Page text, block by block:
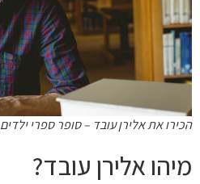
הכירו את אלירן עובד – סופר ספרי ילדים
מיהו אלירן עובד?